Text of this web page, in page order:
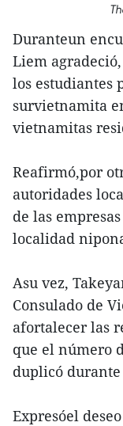
Duranteun
Liem
los estudiantes
survietnamita
vietnamitas
Reafirmó,por
autoridades
de las
localidad
Asu vez,
Consulado de
afortalecer las
que el número
duplicó durante
Expresóel